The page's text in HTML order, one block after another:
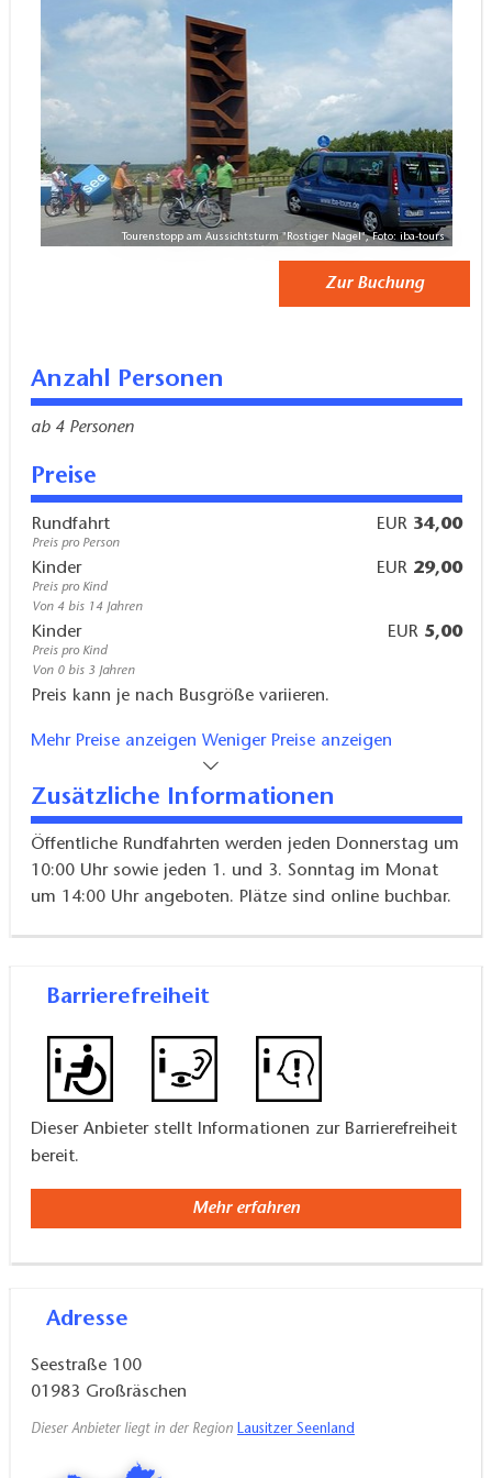
Weinberges ein. Von hier aus kann ein
wunderschöner Blick über den Großräschener See
Kanälen und an den schwimmenden Häusern in der
erst zur Hälfte gefüllten Seenlandschaft!
Tourenstopp am Aussichtsturm "Rostiger Nagel", Foto: iba-tours
Zur Buchung
Anzahl Personen
ab 4 Personen
Preise
Rundfahrt EUR34,00
Preis pro Person
Kinder EUR29,00
Preis pro Kind
Von 4 bis 14 Jahren
Kinder EUR5,00
Preis pro Kind
Von 0 bis 3 Jahren
Preis kann je nach Busgröße variieren.
Mehr Preise anzeigen Weniger Preise anzeigen
Zusätzliche Informationen
Öffentliche Rundfahrten werden jeden Donnerstag um
10:00 Uhr sowie jeden 1. und 3. Sonntag im Monat
um 14:00 Uhr angeboten. Plätze sind online buchbar.
Barrierefreiheit
Dieser Anbieter stellt Informationen zur Barrierefreiheit
bereit.
Mehr erfahren
Adresse
Seestraße 100
01983 Großräschen
Dieser Anbieter liegt in der Region Lausitzer Seenland